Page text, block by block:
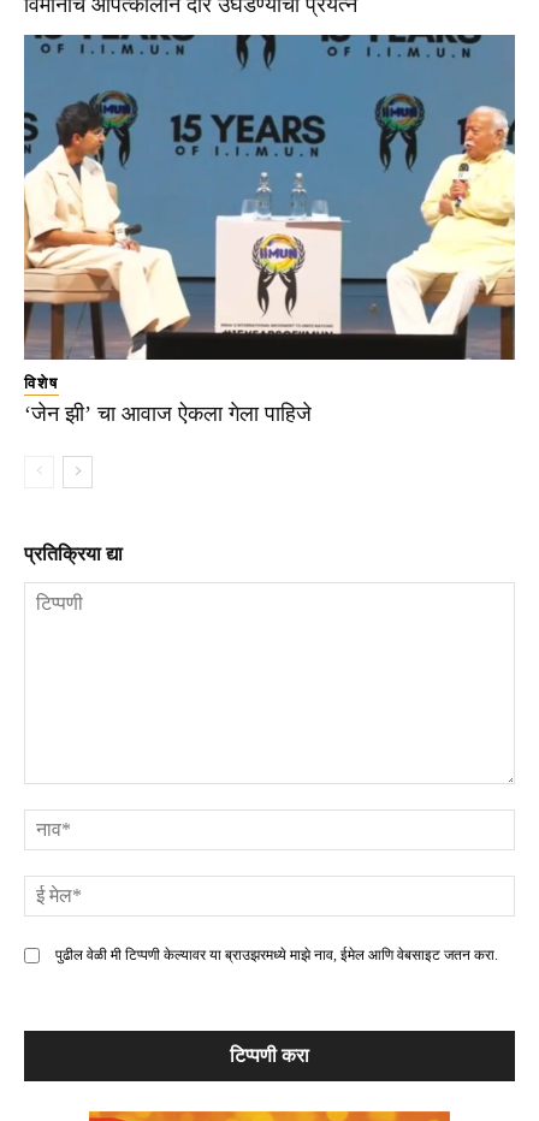
विमानाचे आपत्कालीन दार उघडण्याचा प्रयत्न
विशेष
‘जेन झी’ चा आवाज ऐकला गेला पाहिजे
प्रतिक्रिया द्या
पुढील वेळी मी टिप्पणी केल्यावर या ब्राउझरमध्ये माझे नाव, ईमेल आणि वेबसाइट जतन करा.